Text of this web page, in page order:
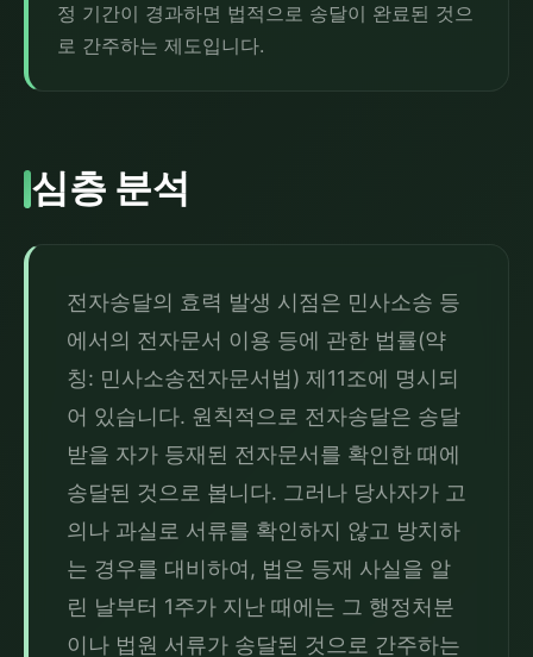
정 기간이 경과하면 법적으로 송달이 완료된 것으
로 간주하는 제도입니다.
심층 분석
전자송달의 효력 발생 시점은 민사소송 등
에서의 전자문서 이용 등에 관한 법률(약
칭: 민사소송전자문서법) 제11조에 명시되
어 있습니다. 원칙적으로 전자송달은 송달
받을 자가 등재된 전자문서를 확인한 때에
송달된 것으로 봅니다. 그러나 당사자가 고
의나 과실로 서류를 확인하지 않고 방치하
는 경우를 대비하여, 법은 등재 사실을 알
린 날부터 1주가 지난 때에는 그 행정처분
이나 법원 서류가 송달된 것으로 간주하는